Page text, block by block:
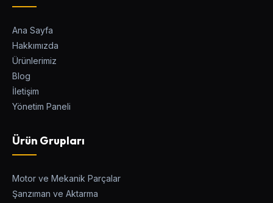
Ana Sayfa
Hakkımızda
Ürünlerimiz
Blog
İletişim
Yönetim Paneli
Ürün Grupları
Motor ve Mekanik Parçalar
Şanzıman ve Aktarma